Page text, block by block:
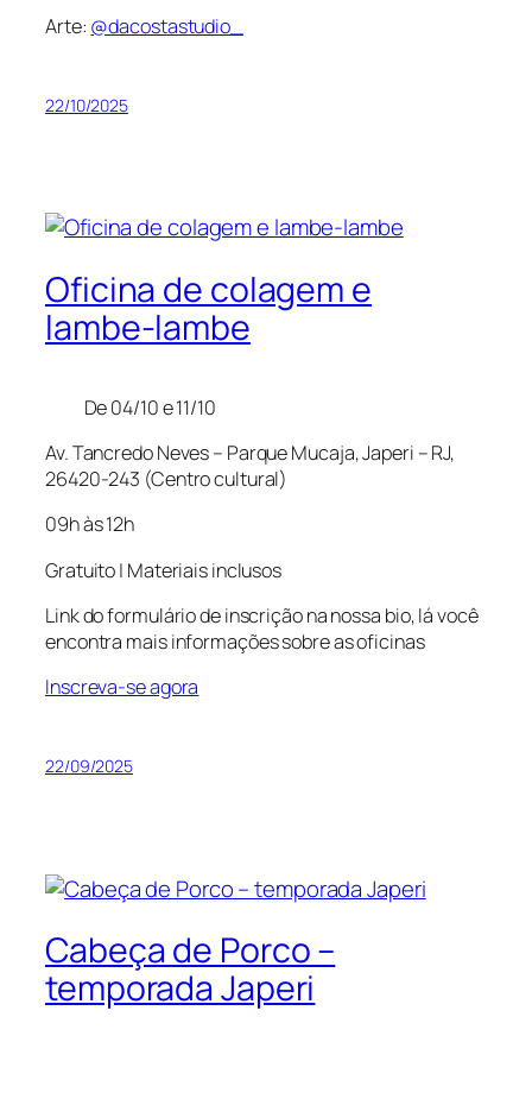
Arte: @dacostastudio_
22/10/2025
Oficina de colagem e
lambe-lambe
De 04/10 e 11/10
Av. Tancredo Neves – Parque Mucaja, Japeri – RJ,
26420-243 (Centro cultural)
09h às 12h
Gratuito | Materiais inclusos
Link do formulário de inscrição na nossa bio, lá você
encontra mais informações sobre as oficinas
Inscreva-se agora
22/09/2025
Cabeça de Porco –
temporada Japeri